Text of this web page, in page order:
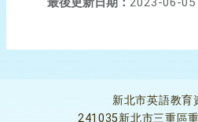
新北市英語教育
241035新北市三重區